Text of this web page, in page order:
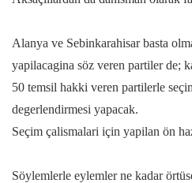
Alanya ve Sebinkarahisar basta
yapilacagina söz veren partiler de;
50 temsil hakki veren partilerle
degerlendirmesi yapacak.
Seçim çalismalari için yapilan ön
Söylemlerle eylemler ne kadar